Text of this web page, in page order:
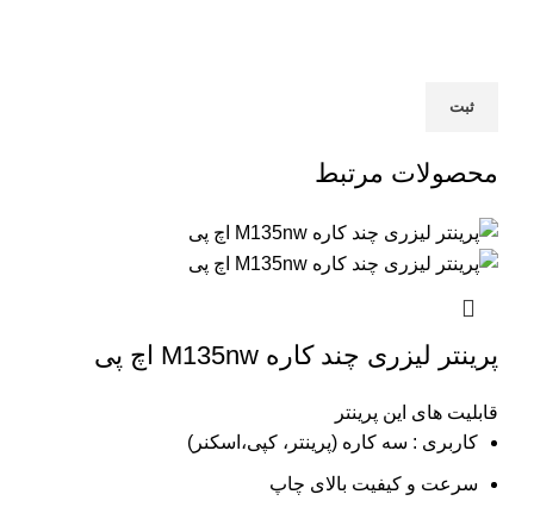
محصولات مرتبط
پرینتر لیزری چند کاره M135nw اچ پی
قابلیت های این پرینتر
کاربری : سه کاره (پرینتر، کپی،اسکنر)
سرعت و کیفیت بالای چاپ